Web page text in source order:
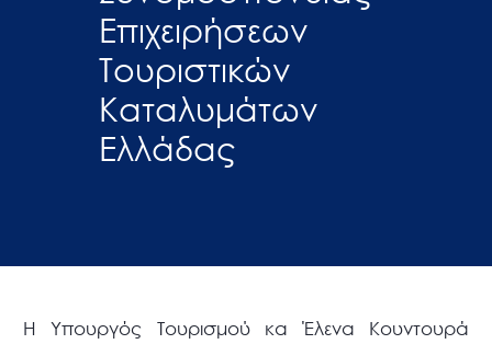
Επιχειρήσεων
Τουριστικών
Καταλυμάτων
Ελλάδας
Η Υπουργός Τουρισμού κα Έλενα Κουντουρά